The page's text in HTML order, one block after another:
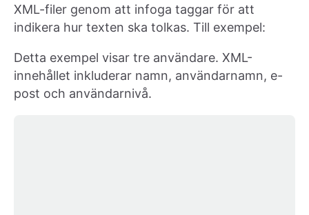
XML-filer genom att infoga taggar för att
indikera hur texten ska tolkas. Till exempel:
Detta exempel visar tre användare. XML-
innehållet inkluderar namn, användarnamn, e-
post och användarnivå.